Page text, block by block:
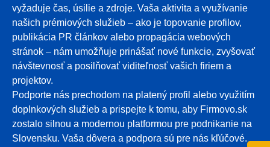
vyžaduje čas, úsilie a zdroje. Vaša aktivita a využívanie
našich prémiových služieb – ako je topovanie profilov,
publikácia PR článkov alebo propagácia webových
stránok – nám umožňuje prinášať nové funkcie, zvyšovať
návštevnosť a posilňovať viditeľnosť vašich firiem a
projektov.
Podporte nás prechodom na platený profil alebo využitím
doplnkových služieb a prispejte k tomu, aby Firmovo.sk
zostalo silnou a modernou platformou pre podnikanie na
Slovensku. Vaša dôvera a podpora sú pre nás kľúčové.